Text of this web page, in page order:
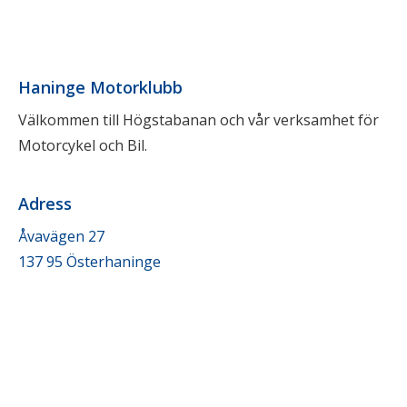
Haninge Motorklubb
Välkommen till Högstabanan och vår verksamhet för
Motorcykel och Bil.
Adress
Åvavägen 27
137 95 Österhaninge